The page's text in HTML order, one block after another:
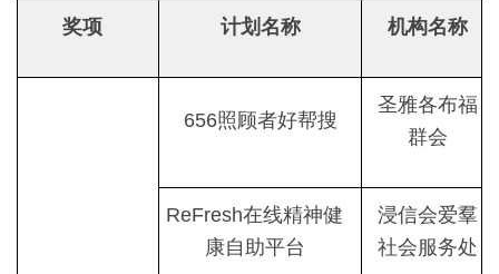
奖项 计划名称 机构名称
656照顾者好帮搜
圣雅各布福
群会
ReFresh在线精神健
康自助平台
浸信会爱羣
社会服务处